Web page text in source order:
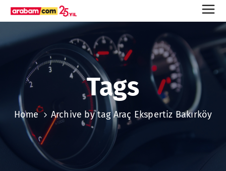
Tags
Home Archive by tag Araç Ekspertiz Bakırköy